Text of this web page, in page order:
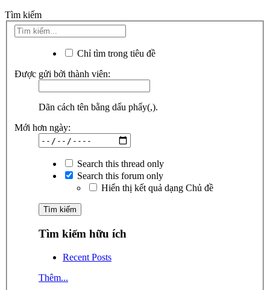
Tìm kiếm
Chỉ tìm trong tiêu đề
Được gửi bởi thành viên:
Dãn cách tên bằng dấu phẩy(,).
Mới hơn ngày:
Search this thread only
Search this forum only
Hiển thị kết quả dạng Chủ đề
Tìm kiếm hữu ích
Recent Posts
Thêm...